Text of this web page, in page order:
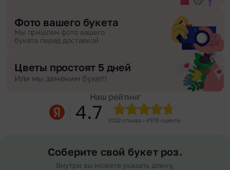
Фото вашего букета
Мы пришлем фото вашего
букета перед доставкой
Цветы простоят 5 дней
Или мы заменим букет!
Наш рейтинг
4.7 9132 отзыва • 4578 оценок
Соберите свой букет роз.
Внутри вы можете указать длину,